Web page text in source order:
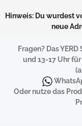
Hinweis: Du wurdest
neue
Fragen? Das
und 13-17 Uhr
Oder nutze das